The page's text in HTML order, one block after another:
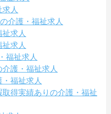
人
介護・福祉求人
求人
求人
福祉求人
護・福祉求人
福祉求人
得実績ありの介護・福祉